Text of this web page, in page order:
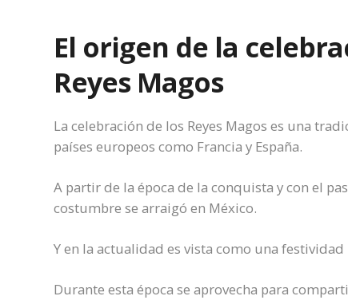
El origen de la
Reyes Magos
La celebración de los Reyes Magos es una
países europeos como Francia y España.
A partir de la época de la conquista y con el
costumbre se arraigó en México.
Y en la actualidad es vista como una
Durante esta época se aprovecha para